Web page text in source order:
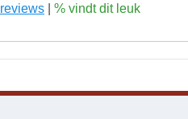
reviews
% vindt dit leuk